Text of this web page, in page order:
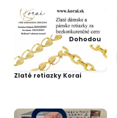
Dohodou
Zlaté retiazky Korai